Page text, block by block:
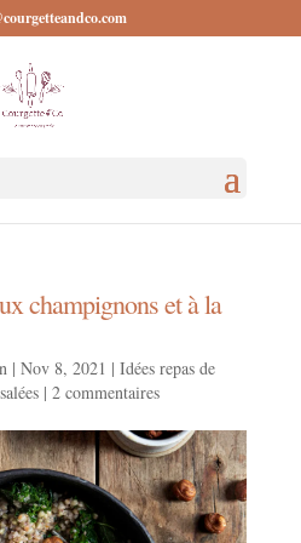
champignons et à la
| Nov 8, 2021 | Idées repas de
| 2 commentaires